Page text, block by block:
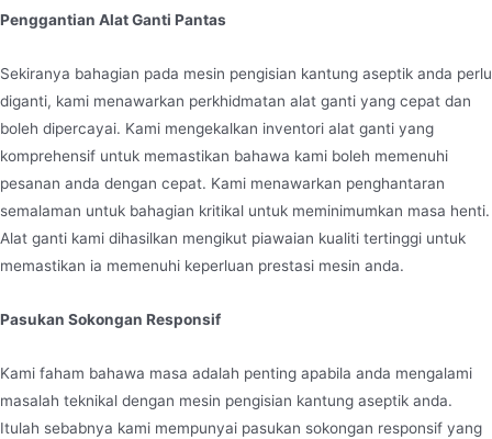
Penggantian Alat Ganti Pantas
Sekiranya bahagian pada mesin pengisian kantung aseptik anda perlu
diganti, kami menawarkan perkhidmatan alat ganti yang cepat dan
boleh dipercayai. Kami mengekalkan inventori alat ganti yang
komprehensif untuk memastikan bahawa kami boleh memenuhi
pesanan anda dengan cepat. Kami menawarkan penghantaran
semalaman untuk bahagian kritikal untuk meminimumkan masa henti.
Alat ganti kami dihasilkan mengikut piawaian kualiti tertinggi untuk
memastikan ia memenuhi keperluan prestasi mesin anda.
Pasukan Sokongan Responsif
Kami faham bahawa masa adalah penting apabila anda mengalami
masalah teknikal dengan mesin pengisian kantung aseptik anda.
Itulah sebabnya kami mempunyai pasukan sokongan responsif yang